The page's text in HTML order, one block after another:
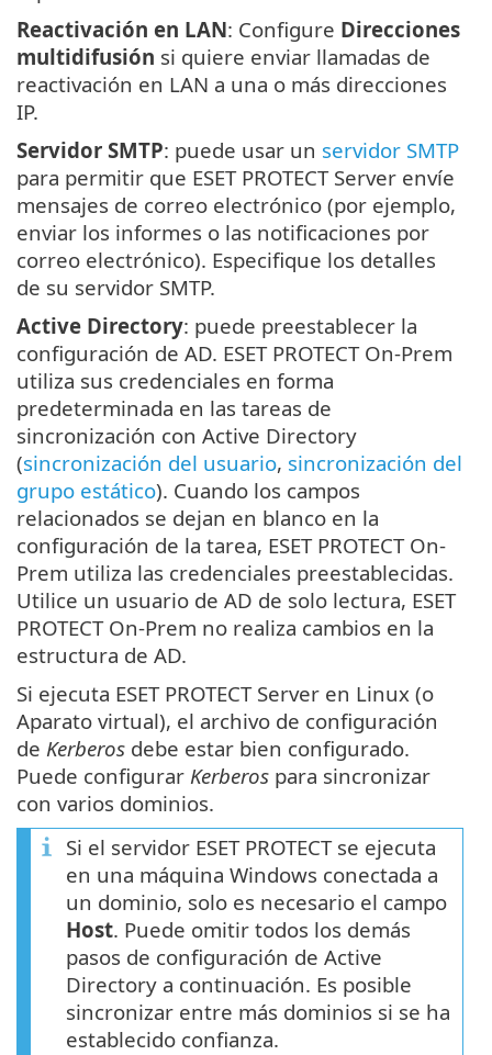
Reactivación en LAN: Configure Direcciones
multidifusión si quiere enviar llamadas de
reactivación en LAN a una o más direcciones
IP.
Servidor SMTP: puede usar un servidor SMTP
para permitir que ESET PROTECT Server envíe
mensajes de correo electrónico (por ejemplo,
enviar los informes o las notificaciones por
correo electrónico). Especifique los detalles
de su servidor SMTP.
Active Directory: puede preestablecer la
configuración de AD. ESET PROTECT On-Prem
utiliza sus credenciales en forma
predeterminada en las tareas de
sincronización con Active Directory
(sincronización del usuario, sincronización del
grupo estático). Cuando los campos
relacionados se dejan en blanco en la
configuración de la tarea, ESET PROTECT On-
Prem utiliza las credenciales preestablecidas.
Utilice un usuario de AD de solo lectura, ESET
PROTECT On-Prem no realiza cambios en la
estructura de AD.
Si ejecuta ESET PROTECT Server en Linux (o
Aparato virtual), el archivo de configuración
de Kerberos debe estar bien configurado.
Puede configurar Kerberos para sincronizar
con varios dominios.
Si el servidor ESET PROTECT se ejecuta
en una máquina Windows conectada a
un dominio, solo es necesario el campo
Host. Puede omitir todos los demás
pasos de configuración de Active
Directory a continuación. Es posible
sincronizar entre más dominios si se ha
establecido confianza.